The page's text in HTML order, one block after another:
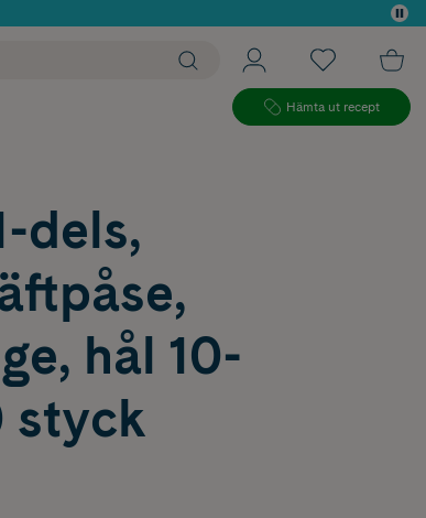
Hämta ut recept
dels,
hål 10-
styck